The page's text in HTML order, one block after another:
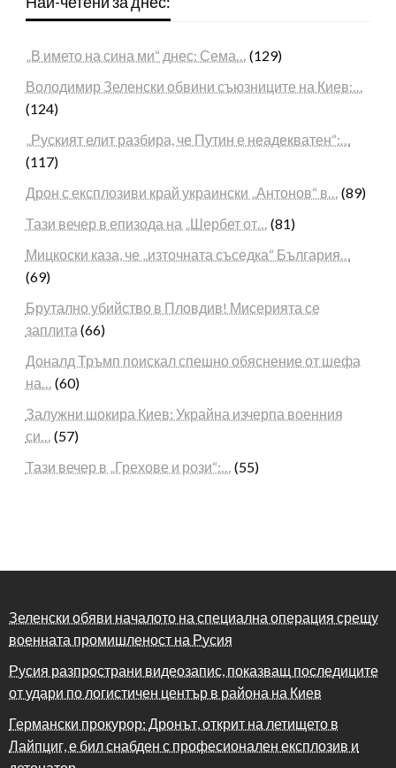
„В името на сина ми“ днес: Сема… (129)
Володимир Зеленски обвини съюзниците на Киев:…
(124)
„Руският елит разбира, че Путин е неадекватен“:…
(117)
Дрон с експлозиви край украински „Антонов“ в… (89)
Тази вечер в епизода на „Шербет от… (81)
Мицкоски каза, че „източната съседка“ България…
(69)
Брутално убийство в Пловдив! Мисерията се
заплита (66)
Доналд Тръмп поискал спешно обяснение от шефа
на… (60)
Залужни шокира Киев: Украйна изчерпа военния
си… (57)
Тази вечер в „Грехове и рози“:… (55)
Зеленски обяви началото на специална операция срещу
военната промишленост на Русия
Русия разпространи видеозапис, показващ последиците
от удари по логистичен център в района на Киев
Германски прокурор: Дронът, открит на летището в
Лайпциг, е бил снабден с професионален експлозив и